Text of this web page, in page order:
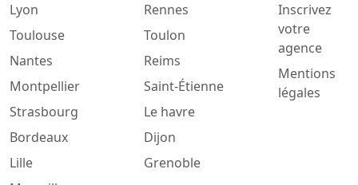
Lyon
Toulouse
Nantes
Montpellier
Strasbourg
Bordeaux
Lille
Rennes
Toulon
Reims
Saint-Étienne
Le havre
Dijon
Grenoble
Inscrivez
votre
agence
Mentions
légales